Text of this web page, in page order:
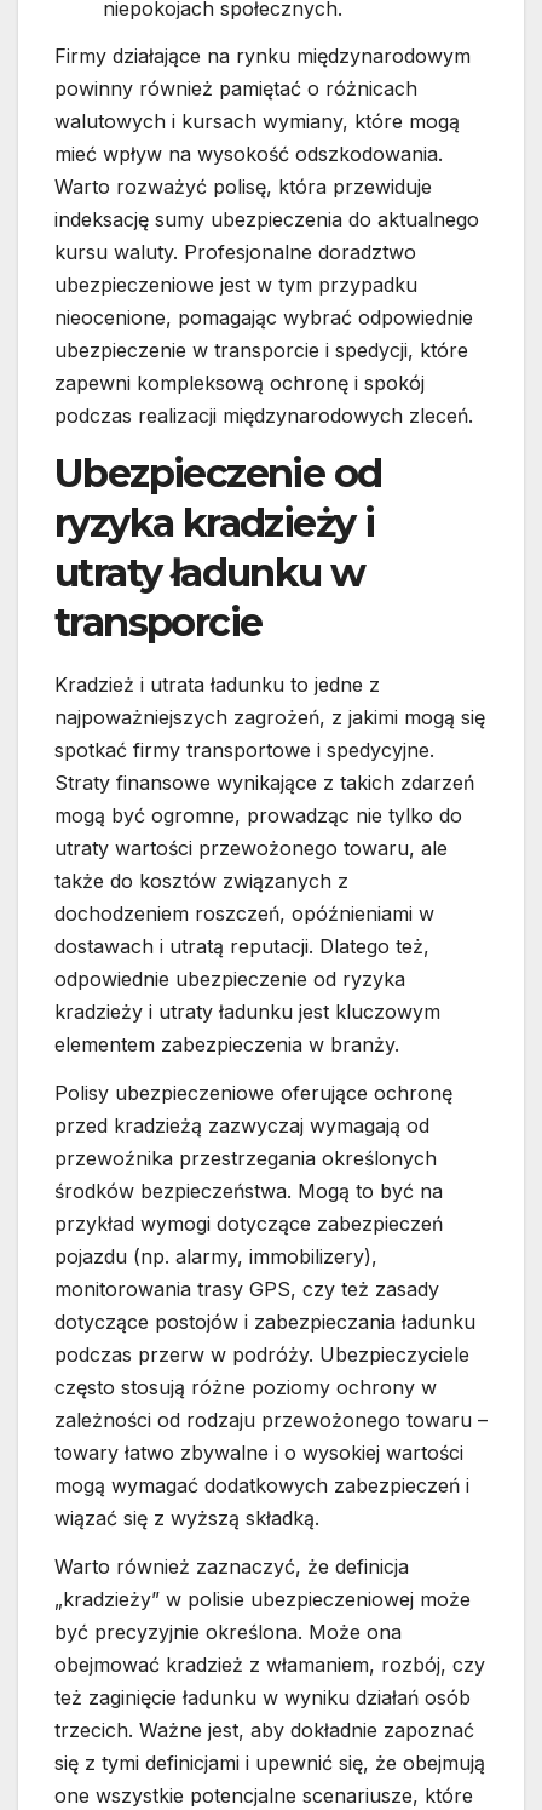
niepokojach społecznych.
Firmy działające na rynku międzynarodowym
powinny również pamiętać o różnicach
walutowych i kursach wymiany, które mogą
mieć wpływ na wysokość odszkodowania.
Warto rozważyć polisę, która przewiduje
indeksację sumy ubezpieczenia do aktualnego
kursu waluty. Profesjonalne doradztwo
ubezpieczeniowe jest w tym przypadku
nieocenione, pomagając wybrać odpowiednie
ubezpieczenie w transporcie i spedycji, które
zapewni kompleksową ochronę i spokój
podczas realizacji międzynarodowych zleceń.
Ubezpieczenie od
ryzyka kradzieży i
utraty ładunku w
transporcie
Kradzież i utrata ładunku to jedne z
najpoważniejszych zagrożeń, z jakimi mogą się
spotkać firmy transportowe i spedycyjne.
Straty finansowe wynikające z takich zdarzeń
mogą być ogromne, prowadząc nie tylko do
utraty wartości przewożonego towaru, ale
także do kosztów związanych z
dochodzeniem roszczeń, opóźnieniami w
dostawach i utratą reputacji. Dlatego też,
odpowiednie ubezpieczenie od ryzyka
kradzieży i utraty ładunku jest kluczowym
elementem zabezpieczenia w branży.
Polisy ubezpieczeniowe oferujące ochronę
przed kradzieżą zazwyczaj wymagają od
przewoźnika przestrzegania określonych
środków bezpieczeństwa. Mogą to być na
przykład wymogi dotyczące zabezpieczeń
pojazdu (np. alarmy, immobilizery),
monitorowania trasy GPS, czy też zasady
dotyczące postojów i zabezpieczania ładunku
podczas przerw w podróży. Ubezpieczyciele
często stosują różne poziomy ochrony w
zależności od rodzaju przewożonego towaru –
towary łatwo zbywalne i o wysokiej wartości
mogą wymagać dodatkowych zabezpieczeń i
wiązać się z wyższą składką.
Warto również zaznaczyć, że definicja
„kradzieży” w polisie ubezpieczeniowej może
być precyzyjnie określona. Może ona
obejmować kradzież z włamaniem, rozbój, czy
też zaginięcie ładunku w wyniku działań osób
trzecich. Ważne jest, aby dokładnie zapoznać
się z tymi definicjami i upewnić się, że obejmują
one wszystkie potencjalne scenariusze, które